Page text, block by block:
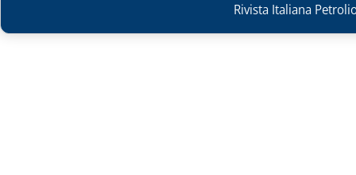
Rivista Italiana